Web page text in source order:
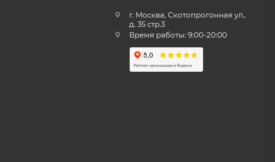
г. Москва, Скотопрогонная ул.,
д. 35 стр.3
Время работы: 9:00-20:00